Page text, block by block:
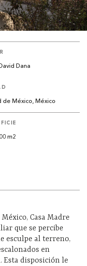
Dana
de México, México
m2
Casa Madre
que se percibe
esculpe al terreno,
en
Esta disposición le